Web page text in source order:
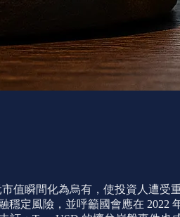
值瞬間化為烏有，使投資人遭
穩定風險，並呼籲國會應在